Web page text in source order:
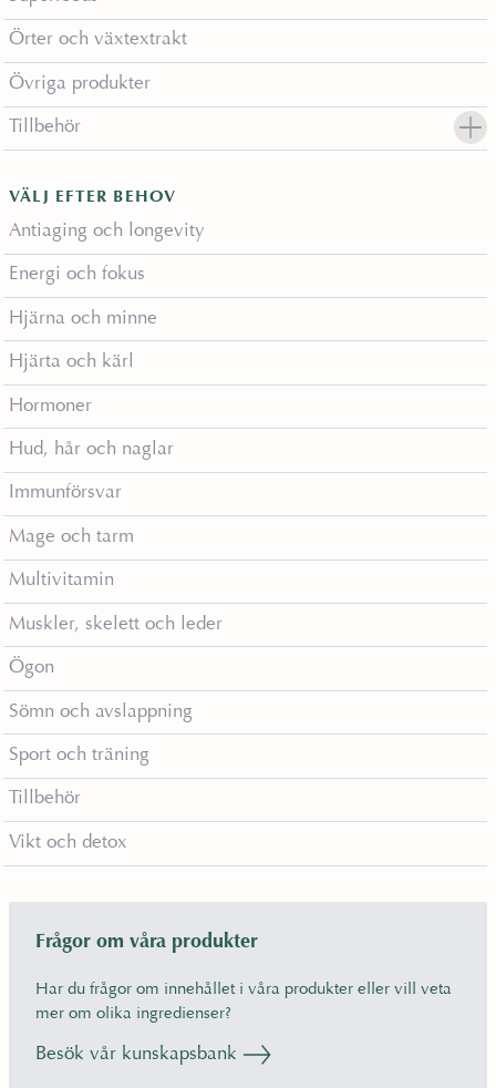
Örter och växtextrakt
Övriga produkter
Tillbehör
VÄLJ EFTER BEHOV
Antiaging och longevity
Energi och fokus
Hjärna och minne
Hjärta och kärl
Hormoner
Hud, hår och naglar
Immunförsvar
Mage och tarm
Multivitamin
Muskler, skelett och leder
Ögon
Sömn och avslappning
Sport och träning
Tillbehör
Vikt och detox
Frågor om våra produkter
Har du frågor om innehållet i våra produkter eller vill veta
mer om olika ingredienser?
Besök vår kunskapsbank